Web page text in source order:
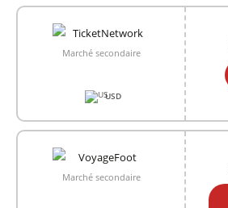
Marché secondaire
USD
Marché secondaire